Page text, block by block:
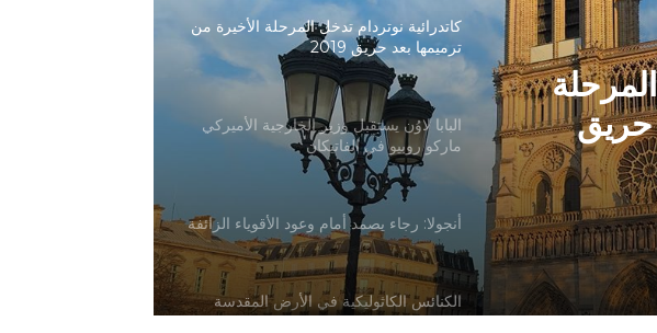
حريق
كاتدرائية نوتردام تدخل المرحلة الأخيرة من
ترميمها بعد حريق 2019
البابا لاوُن يستقبل وزير الخارجية الأميركي
ماركو روبيو في الفاتيكان
أنجولا: رجاء يصمد أمام وعود الأقوياء الزائفة
الكنائس الكاثوليكية في الأرض المقدسة
تدين تدنيس تمثال المسيح المصلوب